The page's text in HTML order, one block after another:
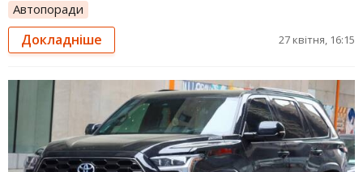
Автопоради
Докладніше 27 квітня, 16:15